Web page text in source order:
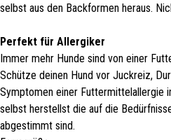
selbst aus den Backformen heraus.
Perfekt für Allergiker
Immer mehr Hunde sind von einer
Schütze deinen Hund vor Juckreiz,
Symptomen einer Futtermittelallergie
selbst herstellst die auf die
abgestimmt sind.